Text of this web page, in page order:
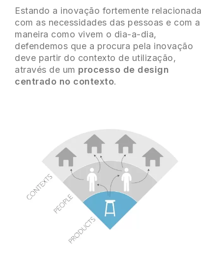
Estando a inovação fortemente relacionada
com as necessidades das pessoas e com a
maneira como vivem o dia-a-dia,
defendemos que a procura pela inovação
deve partir do contexto de utilização,
através de um processo de design
centrado no contexto.